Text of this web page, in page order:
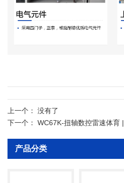
结构与性能特点
★ 采用全钢焊结构
力，机械强度高，刚
技术参数
上一个： 没有了
下一个： WC67K-扭轴数控雷速体育
产品分类